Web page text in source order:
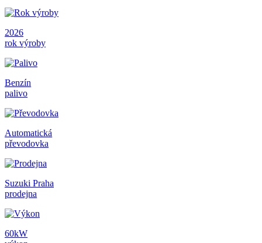
2026
rok výroby
Benzín
palivo
Automatická
převodovka
Suzuki Praha
prodejna
60kW